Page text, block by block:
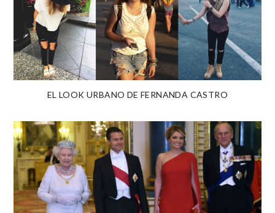
EL LOOK URBANO DE FERNANDA CASTRO